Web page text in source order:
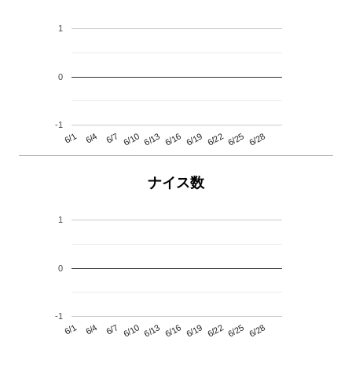
6/1 6/4 6/7 6/10 6/13 6/16 6/19 6/22 6/25 6/28
-1
0
1
ナイス数
6/1 6/4 6/7 6/10 6/13 6/16 6/19 6/22 6/25 6/28
-1
0
1